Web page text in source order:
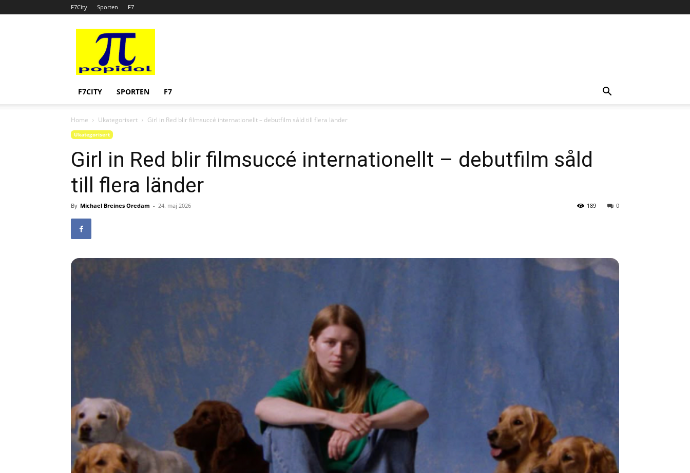
F7City Sporten F7
F7CITY SPORTEN F7
Home Ukategorisert Girl in Red blir filmsuccé internationellt – debutfilm såld till flera länder
Ukategorisert
Girl in Red blir filmsuccé internationellt – debutfilm såld
till flera länder
By Michael Breines Oredam - 24. maj 2026 0
189